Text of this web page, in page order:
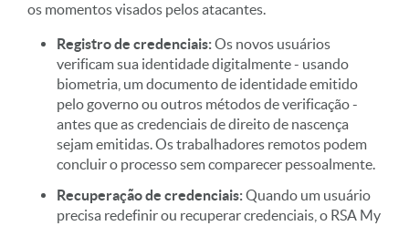
os momentos visados pelos atacantes.
Registro de credenciais:Os novos usuários
verificam sua identidade digitalmente - usando
biometria, um documento de identidade emitido
pelo governo ou outros métodos de verificação -
antes que as credenciais de direito de nascença
sejam emitidas. Os trabalhadores remotos podem
concluir o processo sem comparecer pessoalmente.
Recuperação de credenciais:Quando um usuário
precisa redefinir ou recuperar credenciais, o RSA My